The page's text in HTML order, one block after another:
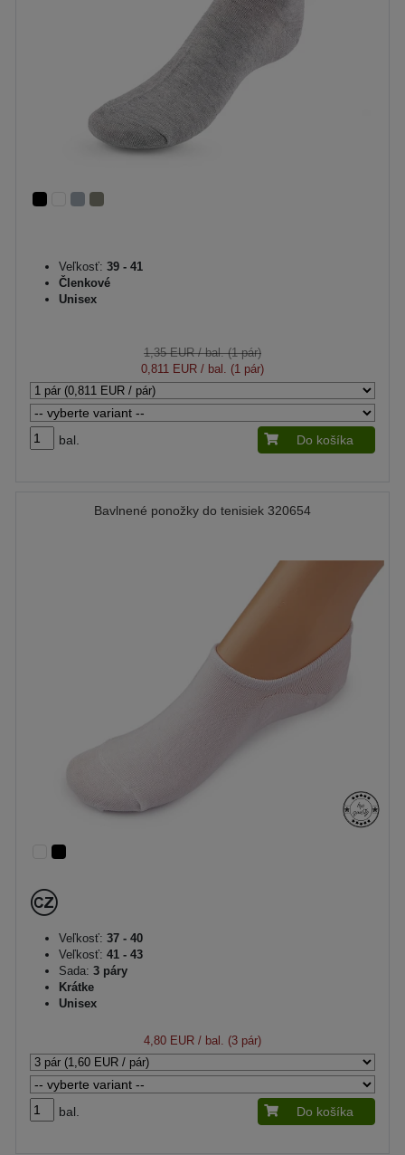
Veľkosť: 39 - 41
Členkové
Unisex
1,35 EUR/ bal. (1 pár)
0,811 EUR / bal. (1 pár)
bal. Do košíka
Bavlnené ponožky do tenisiek 320654
Veľkosť: 37 - 40
Veľkosť: 41 - 43
Sada: 3 páry
Krátke
Unisex
4,80 EUR / bal. (3 pár)
bal. Do košíka